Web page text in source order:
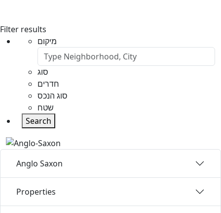
Filter results
מיקום
סוג
חדרים
סוג הנכס
שטח
Search
Anglo Saxon
Properties